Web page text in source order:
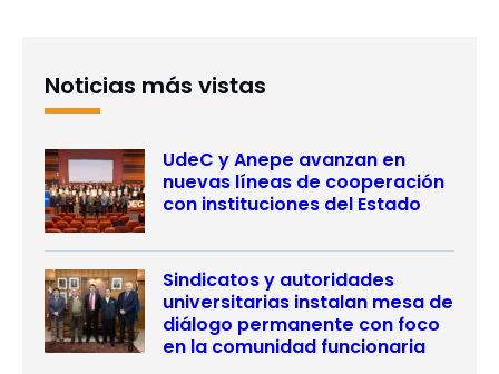
Noticias más vistas
UdeC y Anepe avanzan en
nuevas líneas de cooperación
con instituciones del Estado
Sindicatos y autoridades
universitarias instalan mesa de
diálogo permanente con foco
en la comunidad funcionaria